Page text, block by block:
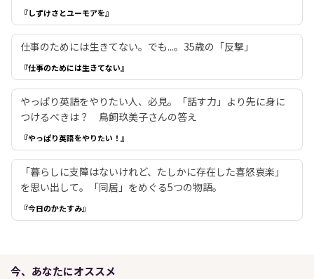
『しずけさとユーモアを』
仕事のためには生きてない。でも...。35歳の「反撃」
『仕事のためには生きてない』
やっぱり英語をやりたい人、必見。「話す力」より先に身に
つけるべきは？ 鳥飼玖美子さんの答え
『やっぱり英語をやりたい！』
「暮らしに支障はないけれど、たしかに存在した喜怒哀楽」
を思い出して。「同居」をめぐる5つの物語。
『今日のかたすみ』
今、あなたにオススメ